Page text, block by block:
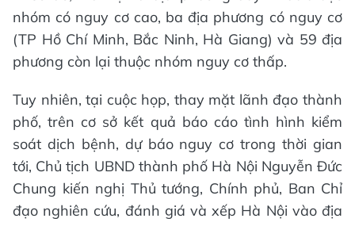
nhóm có nguy cơ cao, ba địa phương có nguy cơ
(TP Hồ Chí Minh, Bắc Ninh, Hà Giang) và 59 địa
phương còn lại thuộc nhóm nguy cơ thấp.
Tuy nhiên, tại cuộc họp, thay mặt lãnh đạo thành
phố, trên cơ sở kết quả báo cáo tình hình kiểm
soát dịch bệnh, dự báo nguy cơ trong thời gian
tới, Chủ tịch UBND thành phố Hà Nội Nguyễn Đức
Chung kiến nghị Thủ tướng, Chính phủ, Ban Chỉ
đạo nghiên cứu, đánh giá và xếp Hà Nội vào địa